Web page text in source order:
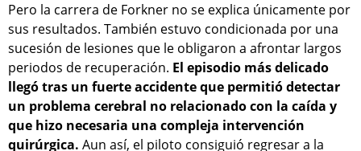
Pero la carrera de Forkner no se explica únicamente por
sus resultados. También estuvo condicionada por una
sucesión de lesiones que le obligaron a afrontar largos
periodos de recuperación. El episodio más delicado
llegó tras un fuerte accidente que permitió detectar
un problema cerebral no relacionado con la caída y
que hizo necesaria una compleja intervención
quirúrgica. Aun así, el piloto consiguió regresar a la